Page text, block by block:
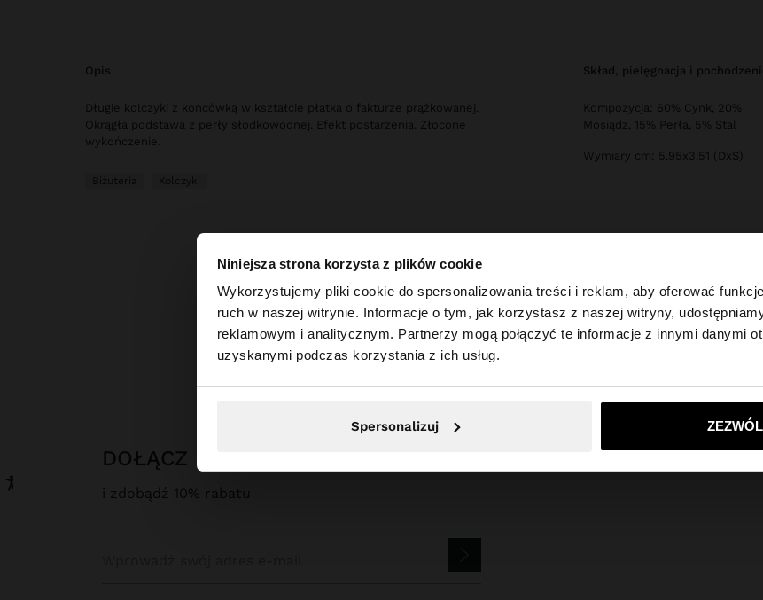
Niniejsza strona korzysta z plików cookie
Wykorzystujemy pliki cookie do spersonalizowania treści i reklam, aby oferować
ruch w naszej witrynie. Informacje o tym, jak korzystasz z naszej witryny,
reklamowym i analitycznym. Partnerzy mogą połączyć te informacje z innymi danymi
uzyskanymi podczas korzystania z ich usług.
Spersonalizuj
witaj
Odwiedzasz stronę z Polska. Czy chcesz przeglądać naszą stronę
Nie, zostań w Polska Tak,
opis
Długie kolczyki z końcówką w kształcie płatka o fakturze prążkowanej.
Okrągła podstawa z perły słodkowodnej. Efekt postarzenia. Złocone
wykończenie.
Biżuteria Kolczyki
skład, pielęgnacja i
Kompozycja: 60% Cynk, 20%
Mosiądz, 15% Perła, 5% Stal
Wymiary cm: 5.95x3.51 (DxS)
Parfois Biżuteria
DOŁĄCZ DO NASZEGO NEWSLETTERA
i zdobądź 10% rabatu